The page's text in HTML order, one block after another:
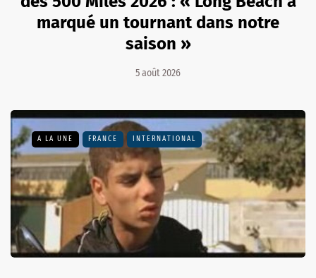
marqué un tournant dans notre
saison »
5 août 2026
A LA UNE FRANCE INTERNATIONAL